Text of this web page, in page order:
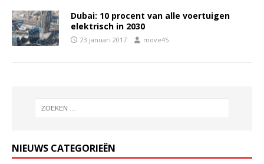
Dubai: 10 procent van alle voertuigen
elektrisch in 2030
23 januari 2017 move45
NIEUWS CATEGORIEËN